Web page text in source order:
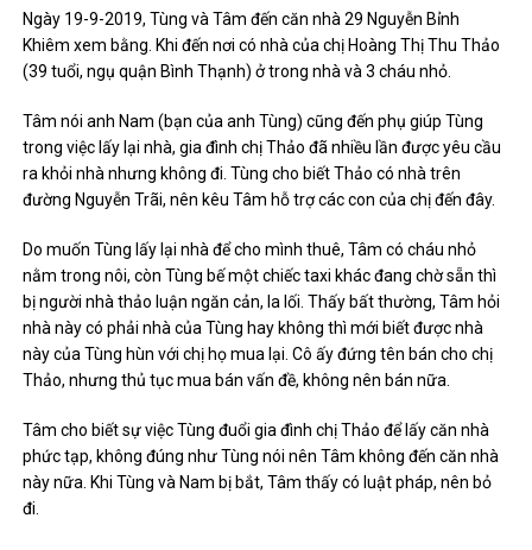
Ngày 19-9-2019, Tùng và Tâm đến căn nhà 29 Nguyễn Bỉnh
Khiêm xem bằng. Khi đến nơi có nhà của chị Hoàng Thị Thu Thảo
(39 tuổi, ngụ quận Bình Thạnh) ở trong nhà và 3 cháu nhỏ.
Tâm nói anh Nam (bạn của anh Tùng) cũng đến phụ giúp Tùng
trong việc lấy lại nhà, gia đình chị Thảo đã nhiều lần được yêu cầu
ra khỏi nhà nhưng không đi. Tùng cho biết Thảo có nhà trên
đường Nguyễn Trãi, nên kêu Tâm hỗ trợ các con của chị đến đây.
Do muốn Tùng lấy lại nhà để cho mình thuê, Tâm có cháu nhỏ
nằm trong nôi, còn Tùng bế một chiếc taxi khác đang chờ sẵn thì
bị người nhà thảo luận ngăn cản, la lối. Thấy bất thường, Tâm hỏi
nhà này có phải nhà của Tùng hay không thì mới biết được nhà
này của Tùng hùn với chị họ mua lại. Cô ấy đứng tên bán cho chị
Thảo, nhưng thủ tục mua bán vấn đề, không nên bán nữa.
Tâm cho biết sự việc Tùng đuổi gia đình chị Thảo để lấy căn nhà
phức tạp, không đúng như Tùng nói nên Tâm không đến căn nhà
này nữa. Khi Tùng và Nam bị bắt, Tâm thấy có luật pháp, nên bỏ
đi.